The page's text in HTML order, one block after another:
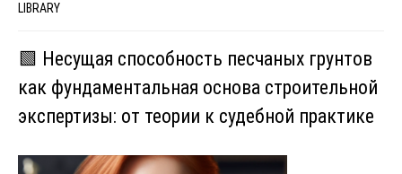
LIBRARY
🟩 Несущая способность песчаных грунтов
как фундаментальная основа строительной
экспертизы: от теории к судебной практике